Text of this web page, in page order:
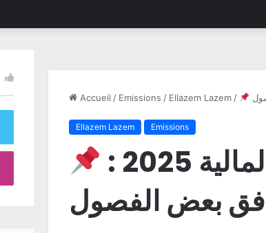
Accueil / Emissions / Ellazem Lazem /
Ellazem Lazem Emissions
بعض الفصول